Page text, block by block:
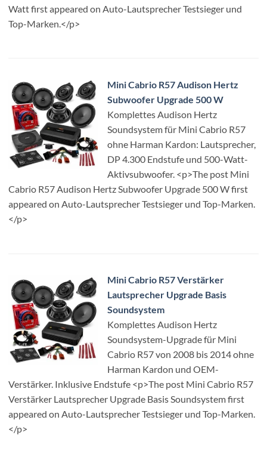
Watt first appeared on Auto-Lautsprecher Testsieger und
Top-Marken.</p>
Mini Cabrio R57 Audison Hertz
Subwoofer Upgrade 500 W
Komplettes Audison Hertz
Soundsystem für Mini Cabrio R57
ohne Harman Kardon: Lautsprecher,
DP 4.300 Endstufe und 500-Watt-
Aktivsubwoofer. <p>The post Mini
Cabrio R57 Audison Hertz Subwoofer Upgrade 500 W first
appeared on Auto-Lautsprecher Testsieger und Top-Marken.
</p>
Mini Cabrio R57 Verstärker
Lautsprecher Upgrade Basis
Soundsystem
Komplettes Audison Hertz
Soundsystem-Upgrade für Mini
Cabrio R57 von 2008 bis 2014 ohne
Harman Kardon und OEM-
Verstärker. Inklusive Endstufe <p>The post Mini Cabrio R57
Verstärker Lautsprecher Upgrade Basis Soundsystem first
appeared on Auto-Lautsprecher Testsieger und Top-Marken.
</p>